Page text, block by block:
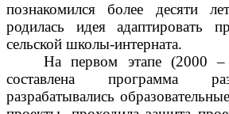
познакомился более десяти
родилась идея адаптировать
сельской школы-интерната.
На первом этапе (2000
составлена программа
разрабатывались